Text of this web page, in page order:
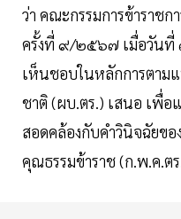
ว่า คณะกรรมการข้าราชก
ครั้งที่ ๙/๒๕๖๗ เมื่อวัน
เห็นชอบในหลักการตาม
ชาติ (ผบ.ตร.) เสนอ เพื่อ
สอดคล้องกับคำวินิจฉัยข
คุณธรรมข้าราช (ก.พ.ค.ต